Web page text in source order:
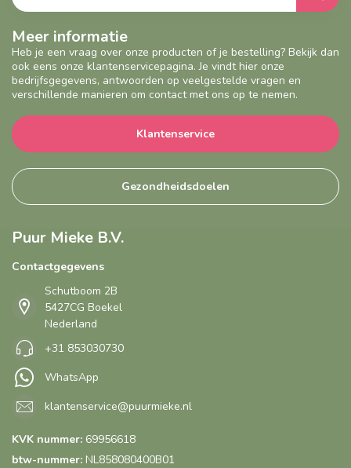
Meer informatie
Heb je een vraag over onze producten of je bestelling? Bekijk dan
ook eens onze klantenservicepagina. Je vindt hier onze
bedrijfsgegevens, antwoorden op veelgestelde vragen en
verschillende manieren om contact met ons op te nemen.
Klantenservice
Gezondheidsdoelen
Puur Mieke B.V.
Contactgegevens
Schutboom 2B
5427CG Boekel
Nederland
+31 853030730
WhatsApp
klantenservice@puurmieke.nl
KVK nummer: 69956618
btw-nummer: NL858080400B01